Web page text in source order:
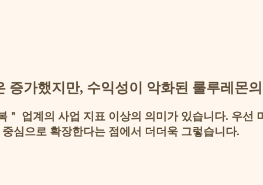
가했지만, 수익성이 악화된 룰루레몬
업계의 사업 지표 이상의 의미가 있습니다. 우선
심으로 확장한다는 점에서 더더욱 그렇습니다.